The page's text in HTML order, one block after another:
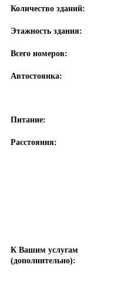
Количество зданий:
Этажность здания:
Всего номеров:
Автостоянка:
Питание:
Расстояния:
К Вашим услугам
(дополнительно):